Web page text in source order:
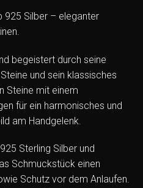
925 Silber – eleganter
begeistert durch seine
und sein klassisches
Steine mit einem
für ein harmonisches und
am Handgelenk.
Sterling Silber und
Schmuckstück einen
Schutz vor dem Anlaufen.